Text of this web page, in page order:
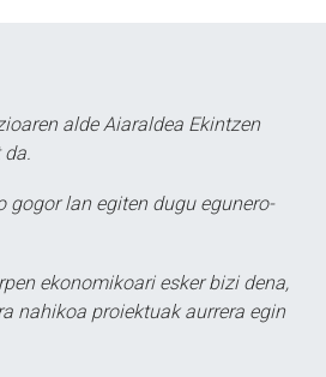
alde Aiaraldea Ekintzen
gogor lan egiten dugu egunero-
ekonomikoari esker bizi dena,
nahikoa proiektuak aurrera egin